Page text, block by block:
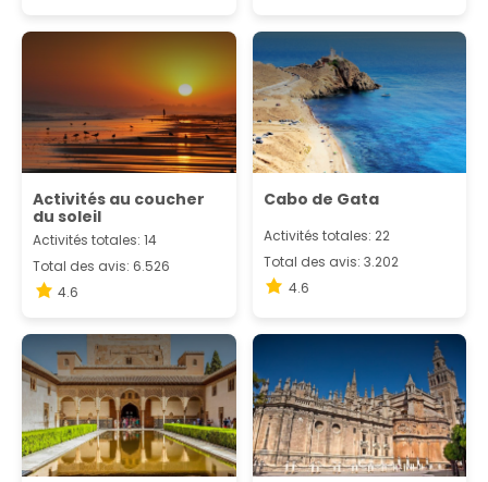
Activités au coucher
du soleil
Activités totales: 14
Total des avis: 6.526
4.6
Cabo de Gata
Activités totales: 22
Total des avis: 3.202
4.6